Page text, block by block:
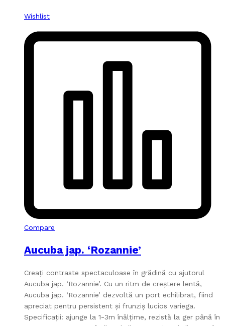
Wishlist
Compare
Aucuba jap. ‘Rozannie’
Creați contraste spectaculoase în grădină cu ajutorul
Aucuba jap. ‘Rozannie’. Cu un ritm de creștere lentă,
Aucuba jap. ‘Rozannie’ dezvoltă un port echilibrat, fiind
apreciat pentru persistent și frunziș lucios variega.
Specificații: ajunge la 1-3m înălțime, rezistă la ger până în